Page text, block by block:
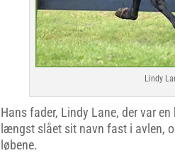
Lindy
Hans fader, Lindy Lane, der var
længst slået sit navn fast i avlen,
løbene.